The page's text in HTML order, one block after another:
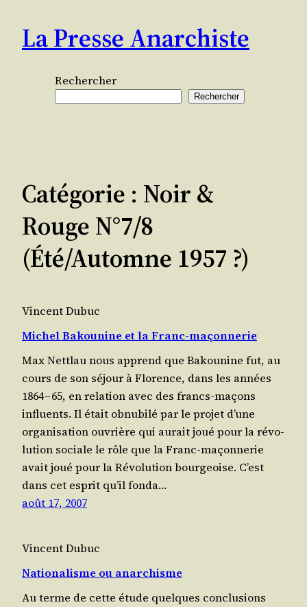
contenu
La Presse Anarchiste
Rechercher
Rechercher
Catégorie : Noir &
Rouge N°7/8
(été/automne 1957 ?)
Vincent Dubuc
Michel Bakounine et la Franc-maçonnerie
Max Net­tlau nous apprend que Bakou­nine fut, au
cours de son séjour à Flo­rence, dans les années
1864 – 65, en rela­tion avec des francs-maçons
influents. Il était obnubilé par le pro­jet d’une
orga­ni­sa­tion ouvrière qui aurait joué pour la révo­
lu­tion sociale le rôle que la Franc-maçon­ne­rie
avait joué pour la Révolution bour­geoise. C’est
dans cet esprit qu’il fon­da…
août 17, 2007
Vincent Dubuc
Nationalisme ou anarchisme
Au terme de cette étude quelques conclu­sions